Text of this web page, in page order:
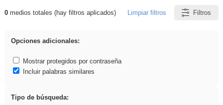
Resultados de: plancha
0medios totales (hay filtros aplicados) Limpiar filtros Filtros
Opciones adicionales:
Mostrar protegidos por contraseña
Incluir palabras similares
Tipo de búsqueda: